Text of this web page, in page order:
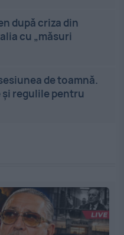
după criza din
cu „măsuri
de toamnă.
regulile pentru